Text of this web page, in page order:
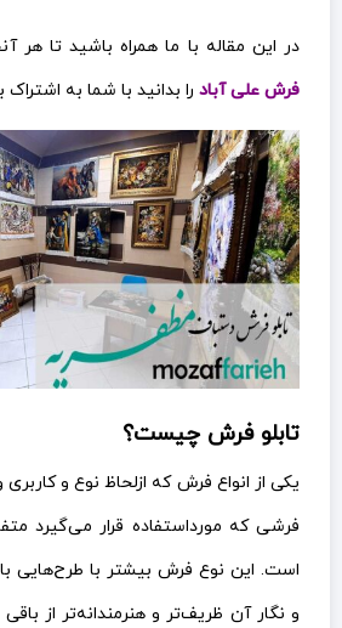
در این مقاله با ما همراه باشید تا هر
فرش علی آباد را بدانید با شما به اشتراک
تابلو فرش چیست؟
یکی از انواع فرش که ازلحاظ نوع و کاربری
فرشی که مورداستفاده قرار می‌گیرد
است. این نوع فرش بیشتر با طرح‌هایی
و نگار آن ظریف‌تر و هنرمندانه‌تر از